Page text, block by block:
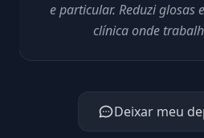
e particular. Reduzi glosas
clínica onde
Deixar meu